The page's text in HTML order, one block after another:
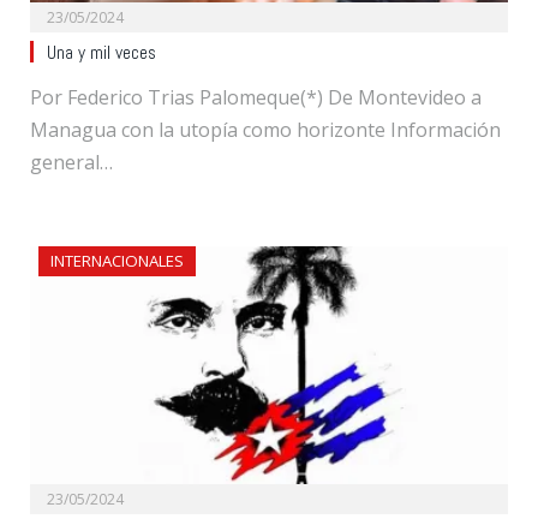
23/05/2024
Una y mil veces
Por Federico Trias Palomeque(*) De Montevideo a
Managua con la utopía como horizonte Información
general…
INTERNACIONALES
23/05/2024